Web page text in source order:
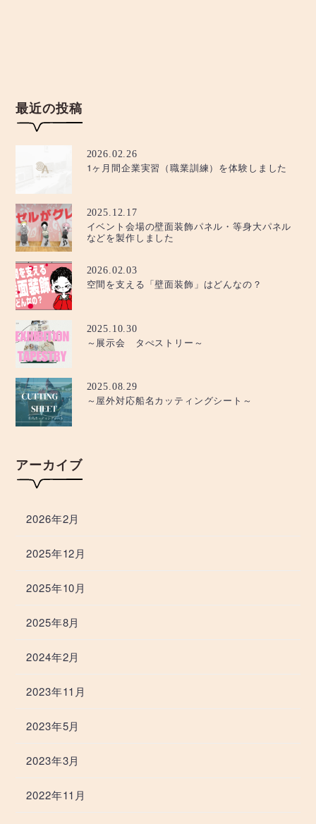
ン
最近の投稿
2026.02.26
1ヶ月間企業実習（職業訓練）を体験しました
2025.12.17
イベント会場の壁面装飾パネル・等身大パネル
などを製作しました
2026.02.03
空間を支える「壁面装飾」はどんなの？
2025.10.30
～展示会 タぺストリー～
2025.08.29
～屋外対応船名カッティングシート～
アーカイブ
2026年2月
2025年12月
2025年10月
2025年8月
2024年2月
2023年11月
2023年5月
2023年3月
2022年11月